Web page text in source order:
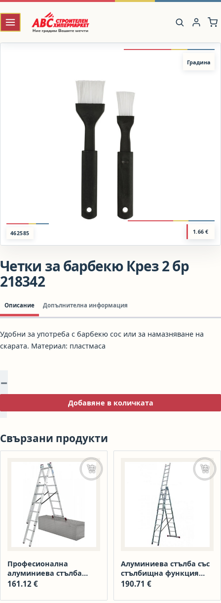
Градина
462585 1.66 €
Четки за барбекю Крез 2 бр
218342
Описание Допълнителна информация
Удобни за употреба с барбекю сос или за намазняване на
скарата. Материал: пластмаса
−
количество за Четки за барбекю Крез 2 бр 218342
Добавяне в количката
Свързани продукти
Професионална
алуминиева стълба
Krause CORDA 3×07
161.12 €
Добавяне в количката
Алуминиева стълба със
стълбищна функция
№033383 с 3×08 05033383
190.71 €